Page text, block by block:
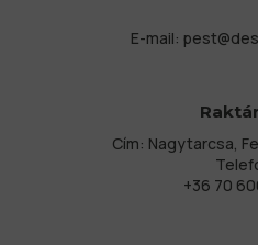
E-mail:
Cím: Nagytarcsa,
+36 70